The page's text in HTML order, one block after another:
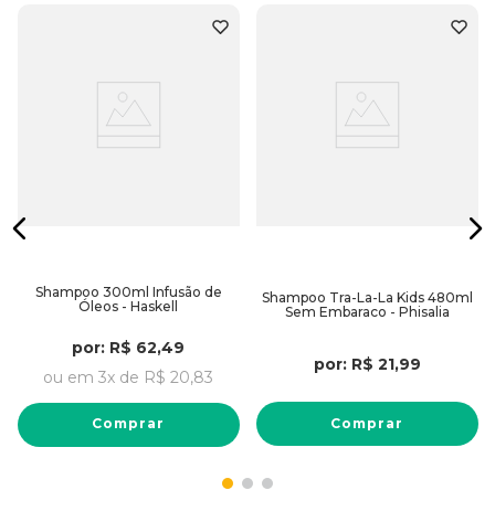
Shampoo 300ml Infusão de
Óleos - Haskell
por: R$ 62,49
ou em 3x de R$ 20,83
Comprar
Shampoo Tra-La-La Kids 480ml
Sem Embaraco - Phisalia
por: R$ 21,99
Comprar